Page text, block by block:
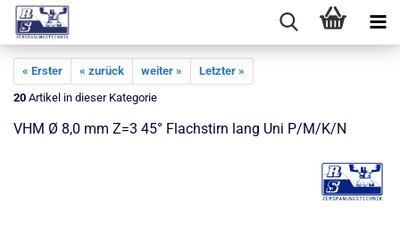
« Erster « zurück weiter »
Letzter »
20 Artikel in dieser Kategorie
VHM Ø 8,0 mm Z=3 45° Flachstirn lang Uni P/M/K/N